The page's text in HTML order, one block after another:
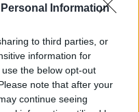
Information
to third parties, or
information for
the below opt-out
note that after your
continue seeing
συνεργασία 3+1
των
πρωτοφανούς
και είναι σημαντικό
η στήριξη των